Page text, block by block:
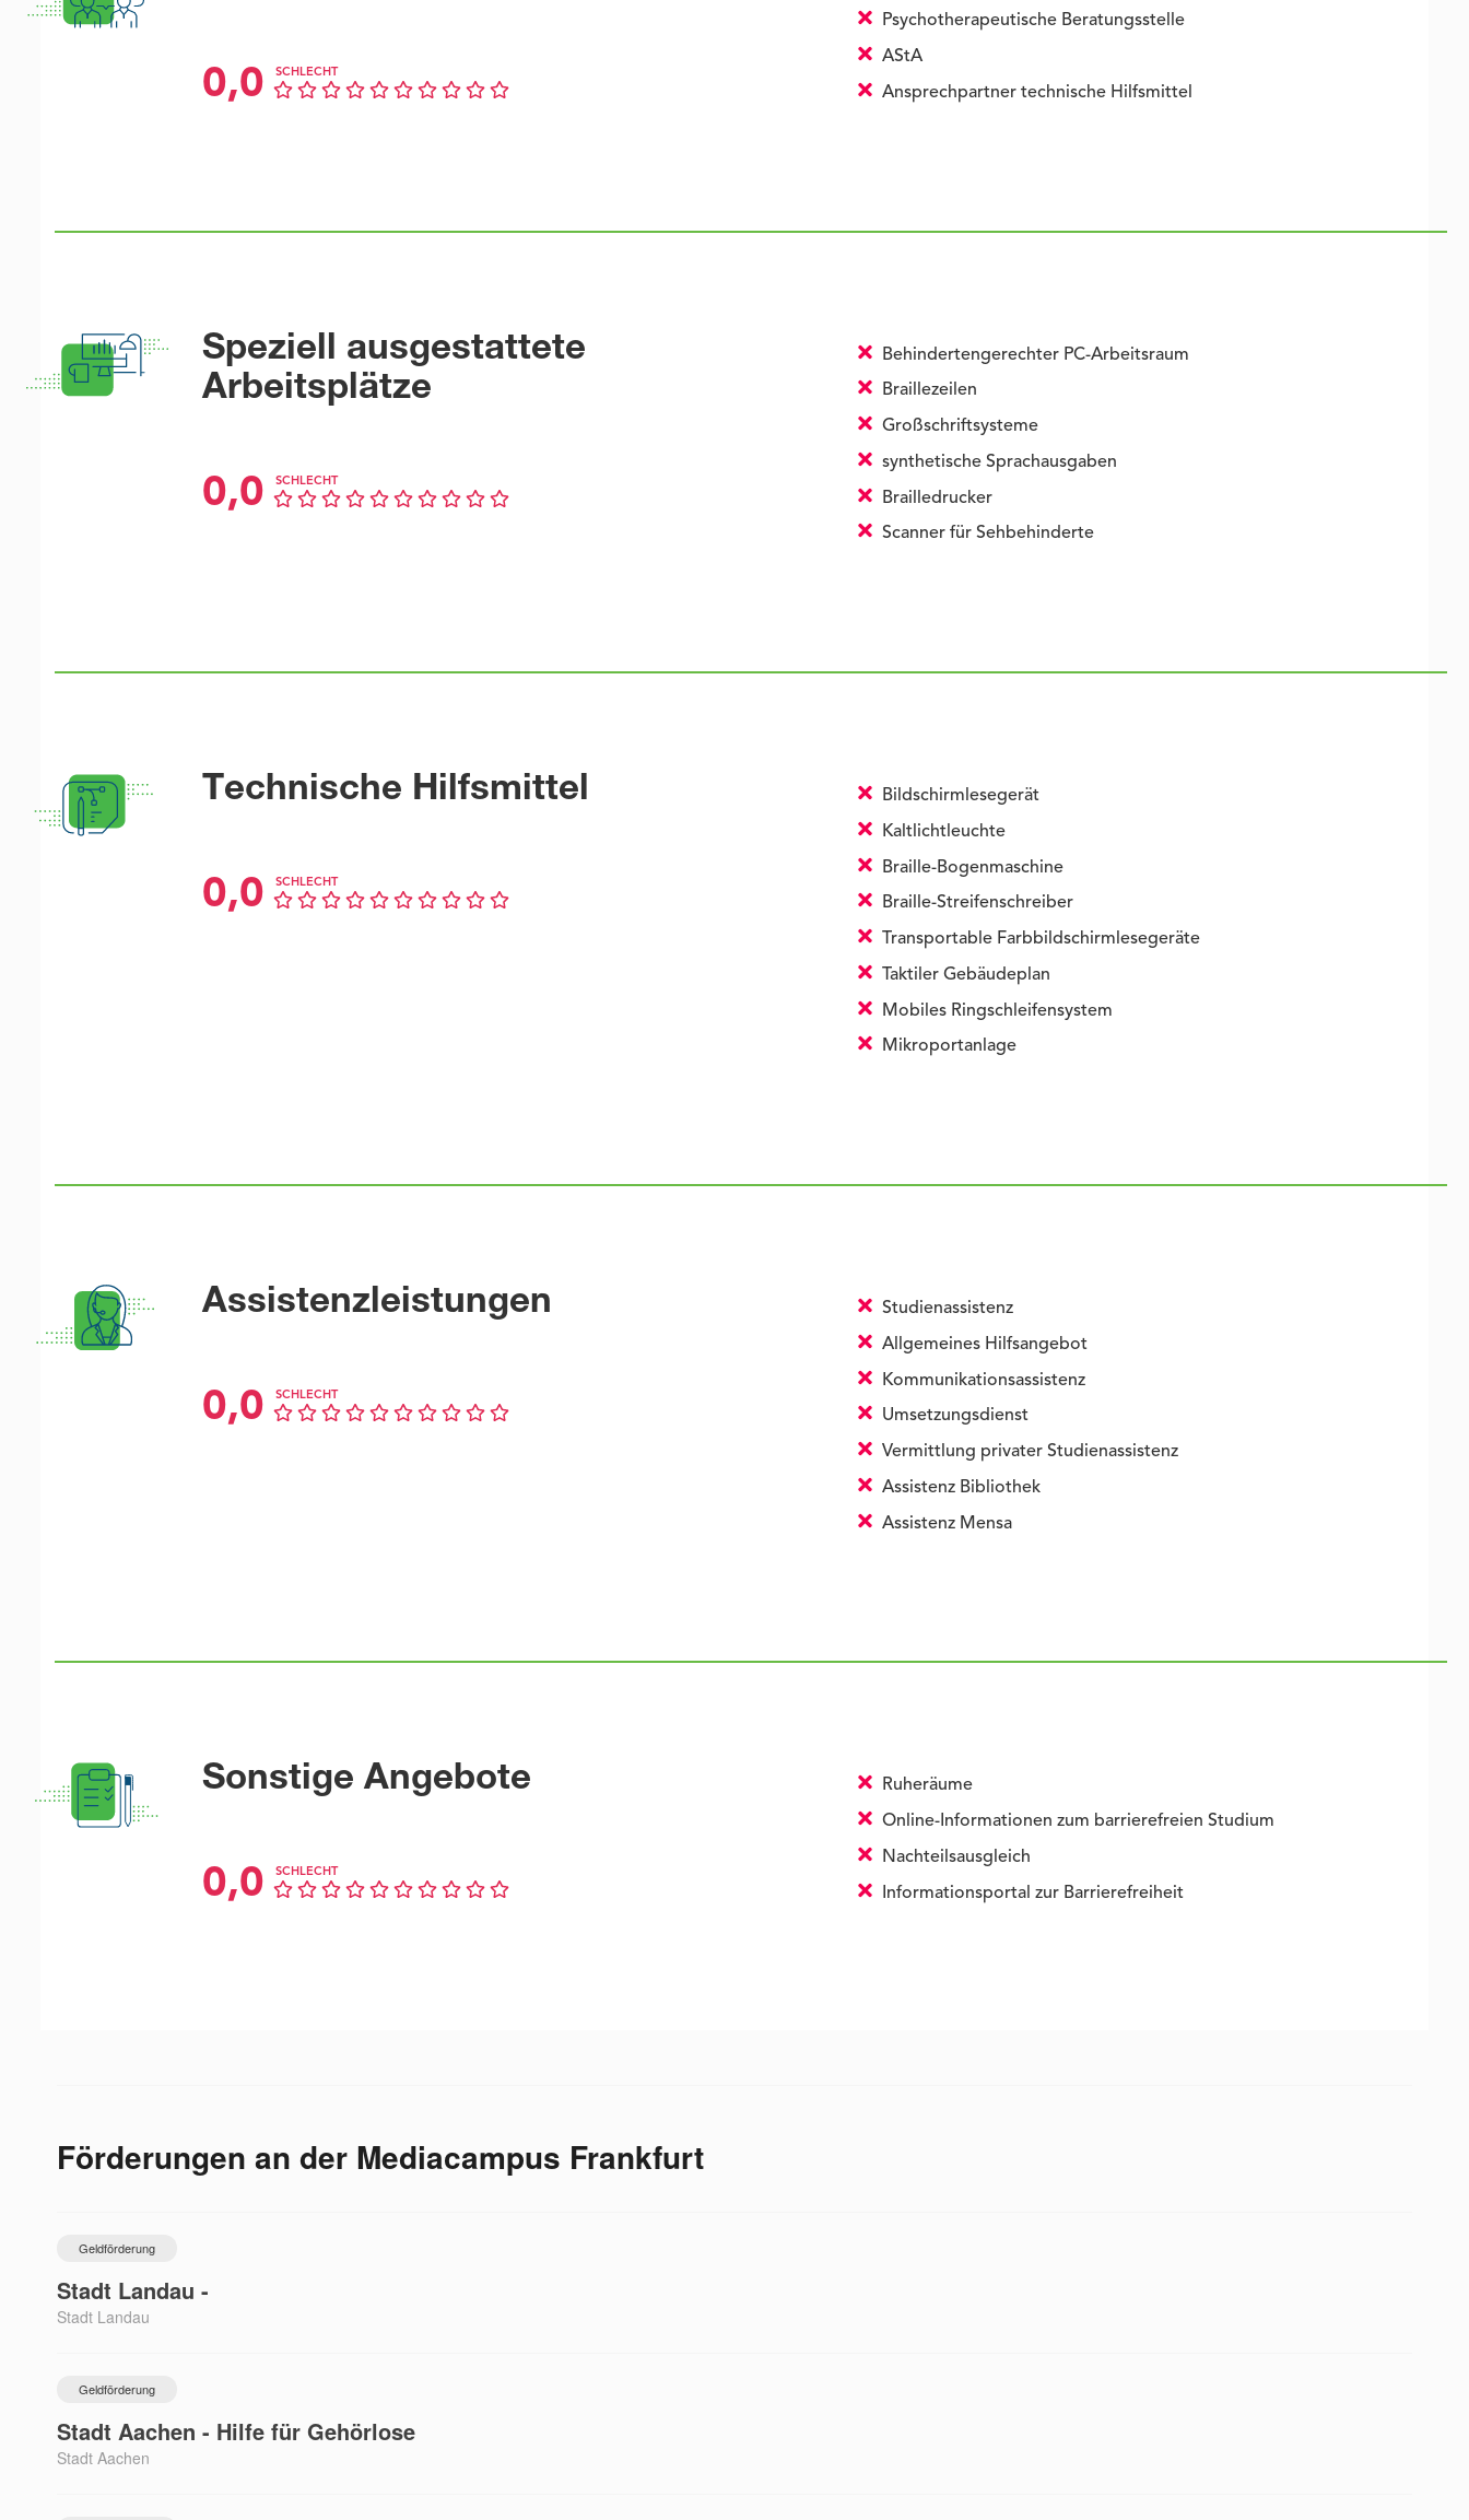
0,0 SCHLECHT
Psychotherapeutische Beratungsstelle
AStA
Ansprechpartner technische Hilfsmittel
Speziell ausgestattete
Arbeitsplätze
0,0 SCHLECHT
Behindertengerechter PC-Arbeitsraum
Braillezeilen
Großschriftsysteme
synthetische Sprachausgaben
Brailledrucker
Scanner für Sehbehinderte
Technische Hilfsmittel
0,0 SCHLECHT
Bildschirmlesegerät
Kaltlichtleuchte
Braille-Bogenmaschine
Braille-Streifenschreiber
Transportable Farbbildschirmlesegeräte
Taktiler Gebäudeplan
Mobiles Ringschleifensystem
Mikroportanlage
Assistenzleistungen
0,0 SCHLECHT
Studienassistenz
Allgemeines Hilfsangebot
Kommunikationsassistenz
Umsetzungsdienst
Vermittlung privater Studienassistenz
Assistenz Bibliothek
Assistenz Mensa
Sonstige Angebote
0,0 SCHLECHT
Ruheräume
Online-Informationen zum barrierefreien Studium
Nachteilsausgleich
Informationsportal zur Barrierefreiheit
Förderungen an der Mediacampus Frankfurt
Geldförderung
Stadt Landau -
Stadt Landau
Geldförderung
Stadt Aachen - Hilfe für Gehörlose
Stadt Aachen